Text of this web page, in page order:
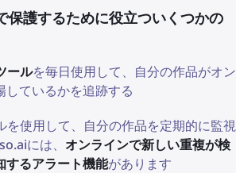
保護するために役立ついくつかの
ールを毎日使用して、自分の作品がオン
しているかを追跡する
を使用して、自分の作品を定期的に監視
には、 オンラインで新しい重複が検
するアラート機能があります